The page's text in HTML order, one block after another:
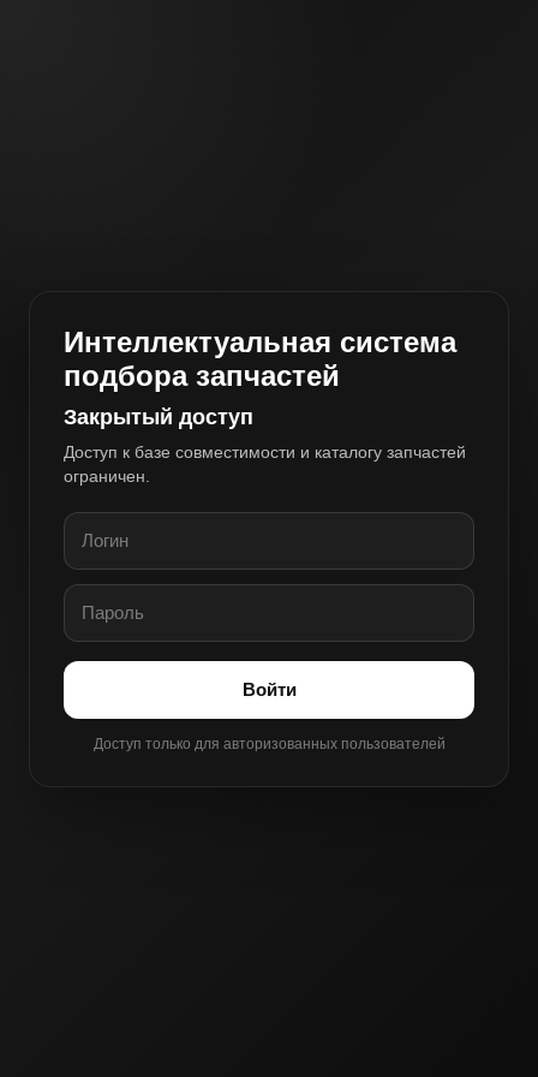
Интеллектуальная система
подбора запчастей
Закрытый доступ
Доступ к базе совместимости и каталогу запчастей
ограничен.
Войти
Доступ только для авторизованных пользователей